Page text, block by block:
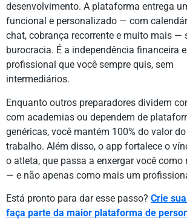
desenvolvimento. A plataforma entrega
funcional e personalizado — com
chat, cobrança recorrente e muito mais —
burocracia. É a independência financeira e
profissional que você sempre quis, sem
intermediários.
Enquanto outros preparadores dividem
com academias ou dependem de
genéricas, você mantém 100% do valor
trabalho. Além disso, o app fortalece o
o atleta, que passa a enxergar você como
— e não apenas como mais um
Está pronto para dar esse passo? Crie
faça parte da maior plataforma de